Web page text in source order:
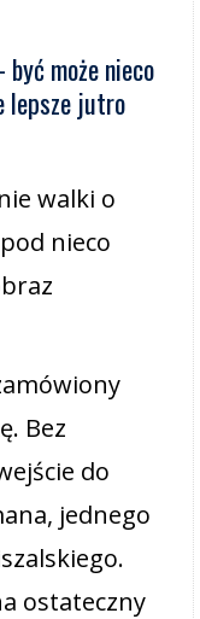
może nieco
lepsze jutro
walki o
nieco
Bez
do
jednego
ostateczny